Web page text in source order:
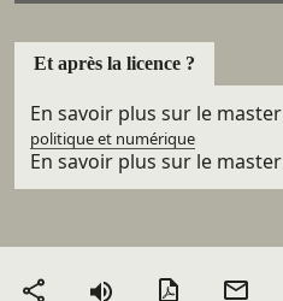
Et après la licence ?
En savoir plus sur le master
politique et numérique
En savoir plus sur le master
Partager Version PDF